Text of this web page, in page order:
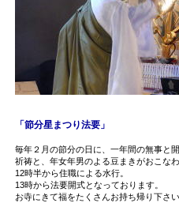
「節分星まつり法要」
毎年２月の節分の日に、一年間の無事と
祈祷と、年女年男のよる豆まきがおこなわ
12時半から住職による水行。
13時から法要開式となっております。
お寺にきて福をたくさんお持ち帰り下さい